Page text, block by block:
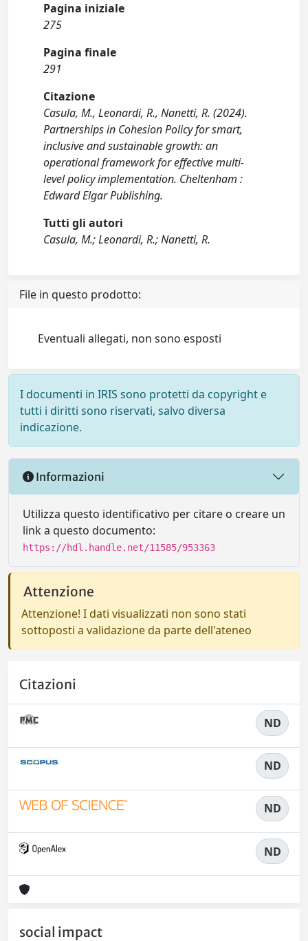
Pagina iniziale
275
Pagina finale
291
Citazione
Casula, M., Leonardi, R., Nanetti, R. (2024).
Partnerships in Cohesion Policy for smart,
inclusive and sustainable growth: an
operational framework for effective multi-
level policy implementation. Cheltenham :
Edward Elgar Publishing.
Tutti gli autori
Casula, M.; Leonardi, R.; Nanetti, R.
File in questo prodotto:
Eventuali allegati, non sono esposti
I documenti in IRIS sono protetti da copyright e
tutti i diritti sono riservati, salvo diversa
indicazione.
Informazioni
Utilizza questo identificativo per citare o creare un
link a questo documento:
https://hdl.handle.net/11585/953363
Attenzione
Attenzione! I dati visualizzati non sono stati
sottoposti a validazione da parte dell'ateneo
Citazioni
ND
ND
ND
ND
social impact